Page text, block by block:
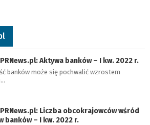
Aktywa banków – I kw. 2022 r.
banków może się pochwalić wzrostem
Liczba obcokrajowców wśród
banków – I kw. 2022 r.